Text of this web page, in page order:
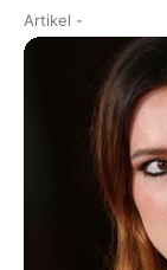
Artikel -